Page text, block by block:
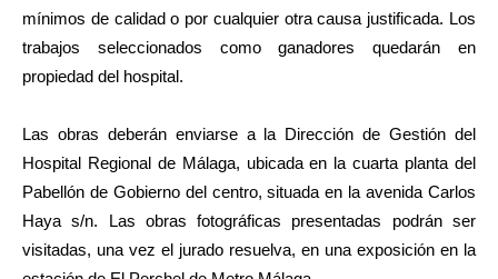
mínimos de calidad o por cualquier otra causa justificada. Los
trabajos seleccionados como ganadores quedarán en
propiedad del hospital.
Las obras deberán enviarse a la Dirección de Gestión del
Hospital Regional de Málaga, ubicada en la cuarta planta del
Pabellón de Gobierno del centro, situada en la avenida Carlos
Haya s/n. Las obras fotográficas presentadas podrán ser
visitadas, una vez el jurado resuelva, en una exposición en la